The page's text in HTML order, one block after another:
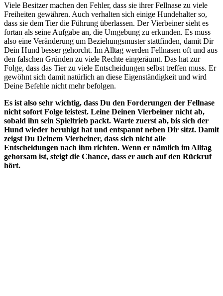
Viele Besitzer machen den Fehler, dass sie ihrer Fellnase zu viele
Freiheiten gewähren. Auch verhalten sich einige Hundehalter so,
dass sie dem Tier die Führung überlassen. Der Vierbeiner sieht es
fortan als seine Aufgabe an, die Umgebung zu erkunden. Es muss
also eine Veränderung um Beziehungsmuster stattfinden, damit Dir
Dein Hund besser gehorcht. Im Alltag werden Fellnasen oft und aus
den falschen Gründen zu viele Rechte eingeräumt. Das hat zur
Folge, dass das Tier zu viele Entscheidungen selbst treffen muss. Er
gewöhnt sich damit natürlich an diese Eigenständigkeit und wird
Deine Befehle nicht mehr befolgen.
Es ist also sehr wichtig, dass Du den Forderungen der Fellnase
nicht sofort Folge leistest. Leine Deinen Vierbeiner nicht ab,
sobald ihn sein Spieltrieb packt. Warte zuerst ab, bis sich der
Hund wieder beruhigt hat und entspannt neben Dir sitzt. Damit
zeigst Du Deinem Vierbeiner, dass sich nicht alle
Entscheidungen nach ihm richten. Wenn er nämlich im Alltag
gehorsam ist, steigt die Chance, dass er auch auf den Rückruf
hört.